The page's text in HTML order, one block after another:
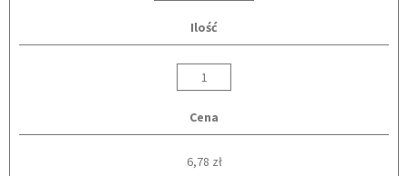
Ilość
Cena
6,78 zł